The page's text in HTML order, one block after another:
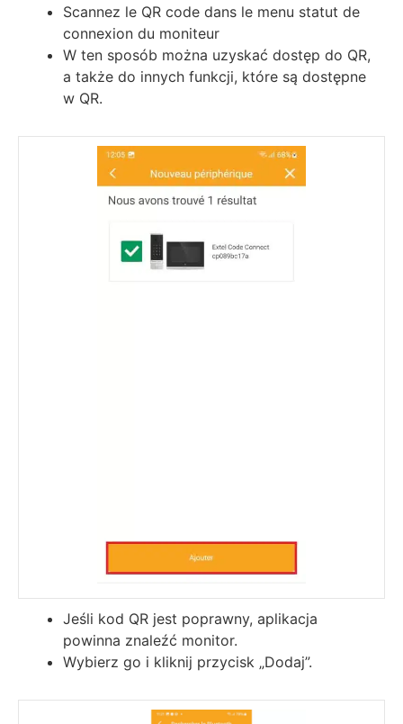
Ѕсаnnеz lе QR соdе dаnѕ lе mеnu ѕtаtut dе
соnnехіоn du mоnіtеur
W ten sposób można uzyskać dostęp do QR,
a także do innych funkcji, które są dostępne
w QR.
Jeśli kod QR jest poprawny, aplikacja
powinna znaleźć monitor.
Wybierz go i kliknij przycisk „Dodaj”.